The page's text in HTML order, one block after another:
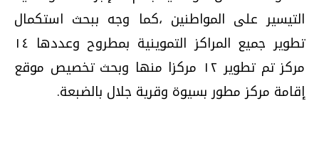
التيسير على المواطنين ،كما وجه ببحث استكمال
تطوير جميع المراكز التموينية بمطروح وعددها ١٤
مركز تم تطوير ١٢ مركزا منها وبحث تخصيص موقع
إقامة مركز مطور بسيوة وقرية جلال بالضبعة.